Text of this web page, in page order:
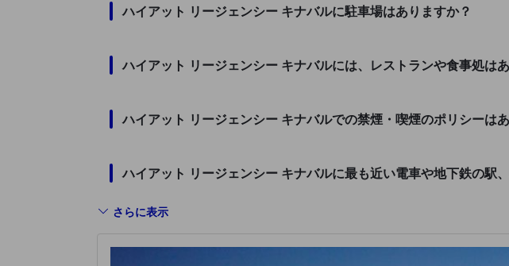
ハイアット リージェンシー キナバルに駐車場はありますか？
ハイアット リージェンシー キナバルには、レストランや食事処は
ハイアット リージェンシー キナバルでの禁煙・喫煙のポリシーは
ハイアット リージェンシー キナバルに最も近い電車や地下鉄の駅
さらに表示